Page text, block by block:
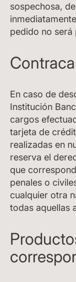
sospechosa,
pedido no será
En caso de
Institución
cargos
tarjeta de
realizadas en
reserva el
que
penales o
cualquier otra
todas aquellas